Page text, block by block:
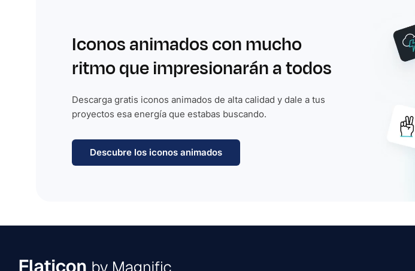
Iconos animados con mucho
ritmo que impresionarán a todos
Descarga gratis iconos animados de alta calidad y dale a tus
proyectos esa energía que estabas buscando.
Descubre los iconos animados